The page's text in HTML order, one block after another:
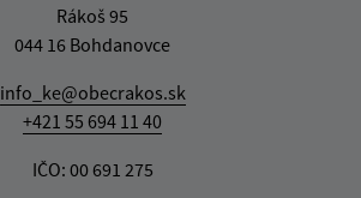
Rákoš 95
044 16 Bohdanovce
info_ke@obecrakos.sk
+421 55 694 11 40
IČO: 00 691 275